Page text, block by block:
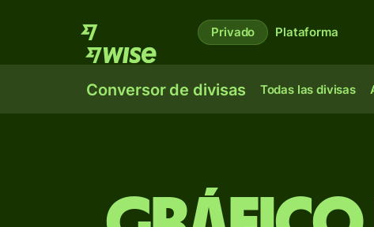
Privado Plataforma
Conversor de divisas Todas las divisas